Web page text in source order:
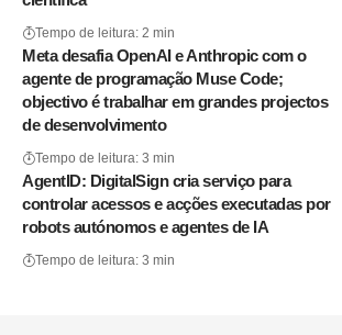
Tempo de leitura: 2 min
Meta desafia OpenAI e Anthropic com o
agente de programação Muse Code;
objectivo é trabalhar em grandes projectos
de desenvolvimento
Tempo de leitura: 3 min
AgentID: DigitalSign cria serviço para
controlar acessos e acções executadas por
robots autónomos e agentes de IA
Tempo de leitura: 3 min